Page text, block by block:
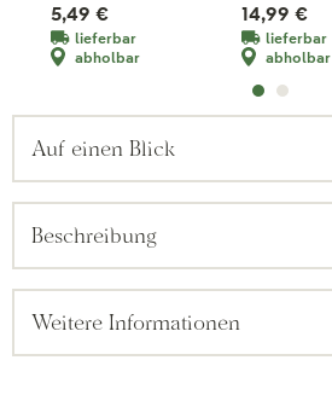
5,49 €
lieferbar
abholbar
14,99 €
lieferbar
abholbar
Auf einen Blick
Beschreibung
Weitere Informationen